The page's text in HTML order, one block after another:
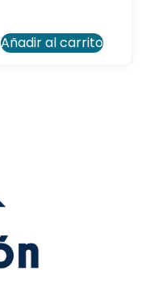
Añadir al carrito